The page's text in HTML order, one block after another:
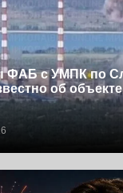
ФАБ с УМПК по
об объекте